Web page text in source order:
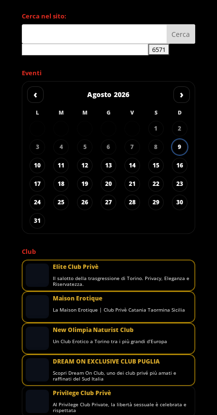
Cerca nel sito:
Eventi
‹ Agosto 2026 ›
L M M G V S D
1 2
3 4 5 6 7 8 9
10 11 12 13 14 15 16
17 18 19 20 21 22 23
24 25 26 27 28 29 30
31
Club
Elite Club Privè
Il salotto della trasgressione di Torino. Privacy, Eleganza e
Riservatezza.
Maison Erotique
La Maison Erotique | Club Privè Catania Taormina Sicilia
New Olimpia Naturist Club
Un Club Erotico a Torino tra i più grandi d’Europa
DREAM ON EXCLUSIVE CLUB PUGLIA
Scopri Dream On Club, uno dei club privé più amati e
raffinati del Sud Italia
Privilege Club Privè
Al Privilege Club Private, la libertà sessuale è celebrata e
rispettata